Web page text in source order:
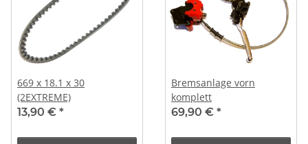
669 x 18.1 x 30
(2EXTREME)
13,90 € *
Bremsanlage vorn
komplett
69,90 € *